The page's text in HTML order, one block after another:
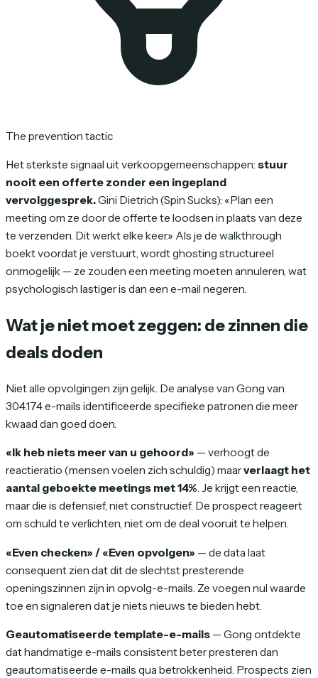
The prevention tactic
Het sterkste signaal uit verkoopgemeenschappen: stuur
nooit een offerte zonder een ingepland
vervolggesprek.Gini Dietrich (Spin Sucks): «Plan een
meeting om ze door de offerte te loodsen in plaats van deze
te verzenden. Dit werkt elke keer.» Als je de walkthrough
boekt voordat je verstuurt, wordt ghosting structureel
onmogelijk — ze zouden een meeting moeten annuleren, wat
psychologisch lastiger is dan een e-mail negeren.
Wat je niet moet zeggen: de zinnen die
deals doden
Niet alle opvolgingen zijn gelijk. De analyse van Gong van
304.174 e-mails identificeerde specifieke patronen die meer
kwaad dan goed doen.
«Ik heb niets meer van u gehoord» — verhoogt de
reactieratio (mensen voelen zich schuldig) maarverlaagt het
aantal geboekte meetings met 14%. Je krijgt een reactie,
maar die is defensief, niet constructief. De prospect reageert
om schuld te verlichten, niet om de deal vooruit te helpen.
«Even checken» / «Even opvolgen» — de data laat
consequent zien dat dit de slechtst presterende
openingszinnen zijn in opvolg-e-mails. Ze voegen nul waarde
toe en signaleren dat je niets nieuws te bieden hebt.
Geautomatiseerde template-e-mails — Gong ontdekte
dat handmatige e-mails consistent beter presteren dan
geautomatiseerde e-mails qua betrokkenheid. Prospects zien